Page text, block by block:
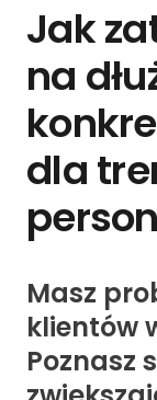
Jak
na
dla
Masz
klientów
Poznasz